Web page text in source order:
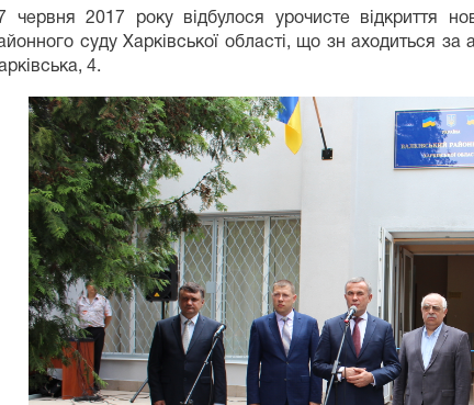
червня 2017 року відбулося урочисте відкриття
суду Харківської області, що зн аходиться
4.